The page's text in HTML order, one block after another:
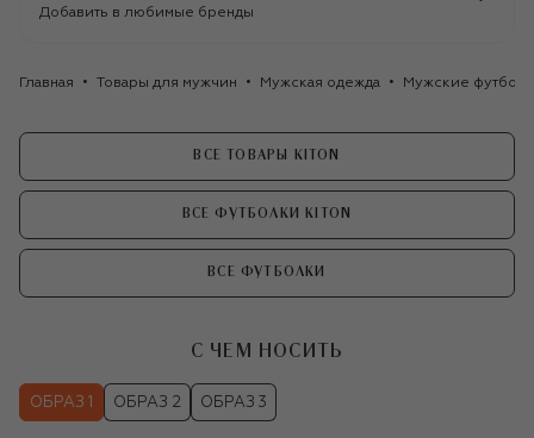
Добавить в любимые бренды
Главная Товары для мужчин Мужская одежда Мужские
ВСЕ ТОВАРЫ KITON
ВСЕ ФУТБОЛКИ KITON
ВСЕ ФУТБОЛКИ
С ЧЕМ НОСИТЬ
ОБРАЗ 1 ОБРАЗ 2 ОБРАЗ 3